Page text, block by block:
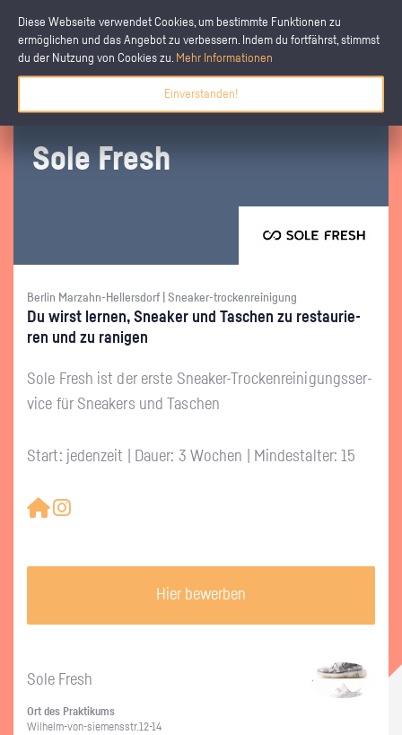
Diese Webseite verwendet Cookies, um bestimmte Funktionen zu
ermöglichen und das Angebot zu verbessern. Indem du fortfährst, stimmst
du der Nutzung von Cookies zu. Mehr Informationen
Einverstanden!
Sole Fresh
Berlin Marzahn-Hellersdorf | Sneaker-trockenreinigung
Du wirst ler­nen, Snea­ker und Ta­schen zu re­stau­rie­
ren und zu ra­ni­gen
Sole Fresh ist der erste Snea­ker-Tro­cken­rei­ni­gungs­ser­
vice für Snea­kers und Ta­schen
Start: jedenzeit | Dauer: 3 Wochen | Mindestalter: 15
Hier bewerben
Sole Fresh
Ort des Prak­ti­kums
Wil­helm-von-sie­mens­str.12-14